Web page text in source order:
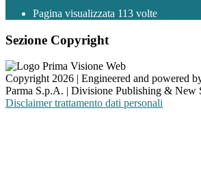
Pagina visualizzata 113 volte
Sezione Copyright
Copyright 2026 | Engineered and powered
Parma S.p.A. | Divisione Publishing & New
Disclaimer trattamento dati personali